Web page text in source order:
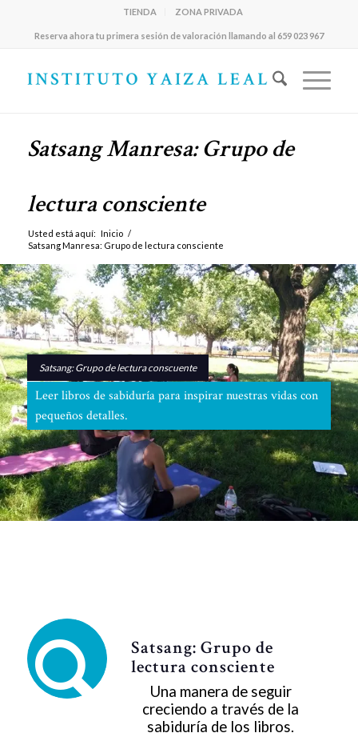
TIENDA ZONA PRIVADA
Reserva ahora tu primera sesión de valoración llamando al 659 023 967
Satsang Manresa: Grupo de
lectura consciente
Usted está aquí: Inicio /
Satsang Manresa: Grupo de lectura consciente
Satsang: Grupo de lectura conscuente
Leer libros de sabiduría para inspirar nuestras vidas con
pequeños detalles.
Satsang: Grupo de
lectura consciente
Una manera de seguir
creciendo a través de la
sabiduría de los libros.